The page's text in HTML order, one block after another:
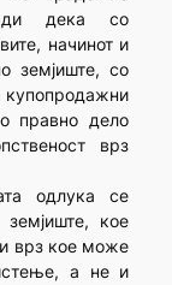
дека со
начинот и
земјиште, со
правно дело
врз
одлука се
кое
врз кое може
а не и